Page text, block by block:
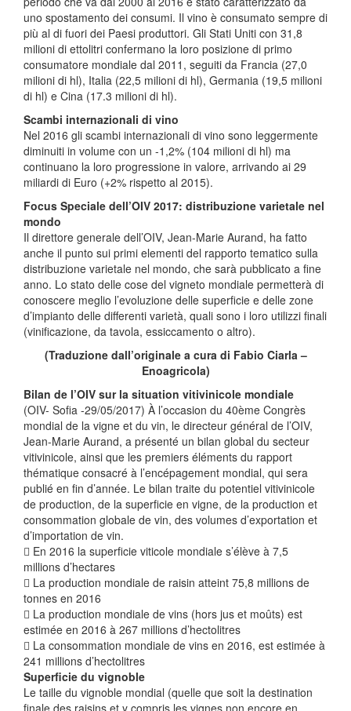
uno spostamento dei consumi. Il vino è consumato sempre di
più al di fuori dei Paesi produttori. Gli Stati Uniti con 31,8
milioni di ettolitri confermano la loro posizione di primo
consumatore mondiale dal 2011, seguiti da Francia (27,0
milioni di hl), Italia (22,5 milioni di hl), Germania (19,5 milioni
di hl) e Cina (17.3 milioni di hl).
Scambi internazionali di vino
Nel 2016 gli scambi internazionali di vino sono leggermente
diminuiti in volume con un -1,2% (104 milioni di hl) ma
continuano la loro progressione in valore, arrivando ai 29
miliardi di Euro (+2% rispetto al 2015).
Focus Speciale dell’OIV 2017: distribuzione varietale nel
mondo
Il direttore generale dell’OIV, Jean-Marie Aurand, ha fatto
anche il punto sui primi elementi del rapporto tematico sulla
distribuzione varietale nel mondo, che sarà pubblicato a fine
anno. Lo stato delle cose del vigneto mondiale permetterà di
conoscere meglio l’evoluzione delle superficie e delle zone
d’impianto delle differenti varietà, quali sono i loro utilizzi finali
(vinificazione, da tavola, essiccamento o altro).
(Traduzione dall’originale a cura di Fabio Ciarla –
Enoagricola)
Bilan de l’OIV sur la situation vitivinicole mondiale
(OIV- Sofia -29/05/2017) À l’occasion du 40ème Congrès
mondial de la vigne et du vin, le directeur général de l’OIV,
Jean-Marie Aurand, a présenté un bilan global du secteur
vitivinicole, ainsi que les premiers éléments du rapport
thématique consacré à l’encépagement mondial, qui sera
publié en fin d’année. Le bilan traite du potentiel vitivinicole
de production, de la superficie en vigne, de la production et
consommation globale de vin, des volumes d’exportation et
d’importation de vin.
 En 2016 la superficie viticole mondiale s’élève à 7,5
millions d’hectares
 La production mondiale de raisin atteint 75,8 millions de
tonnes en 2016
 La production mondiale de vins (hors jus et moûts) est
estimée en 2016 à 267 millions d’hectolitres
 La consommation mondiale de vins en 2016, est estimée à
241 millions d’hectolitres
Superficie du vignoble
Le taille du vignoble mondial (quelle que soit la destination
finale des raisins et y compris les vignes non encore en